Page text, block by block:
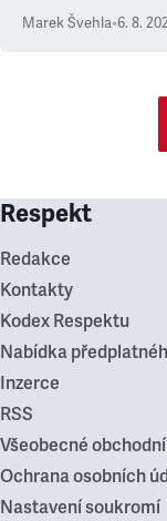
Marek Švehla•6. 8.
Respekt
Redakce
Kontakty
Kodex Respektu
Nabídka
Inzerce
RSS
Všeobecné
Ochrana osobních
Nastavení soukromí